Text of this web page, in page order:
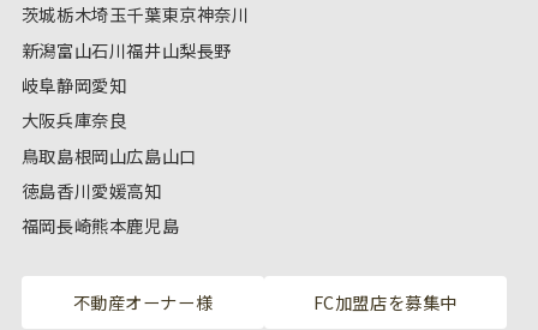
茨城栃木埼玉千葉東京神奈川
新潟富山石川福井山梨長野
岐阜静岡愛知
大阪兵庫奈良
鳥取島根岡山広島山口
徳島香川愛媛高知
福岡長崎熊本鹿児島
不動産オーナー様 FC加盟店を募集中